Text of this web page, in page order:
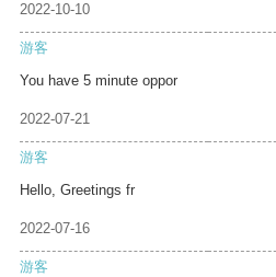
2022-10-10
游客
You have 5 minute oppor
2022-07-21
游客
Hello, Greetings fr
2022-07-16
游客